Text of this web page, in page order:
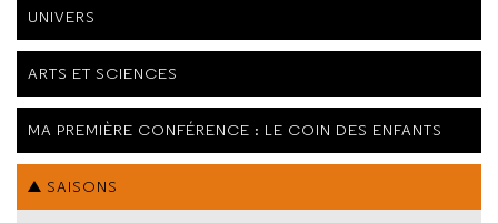
UNIVERS
ARTS ET SCIENCES
MA PREMIÈRE CONFÉRENCE : LE COIN DES ENFANTS
SAISONS